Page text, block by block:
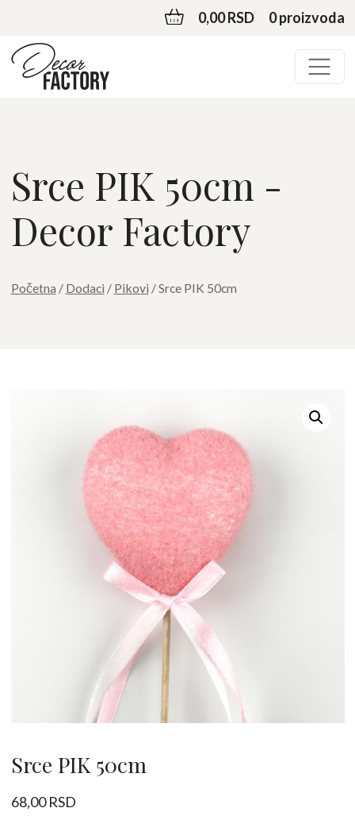
0,00 RSD 0 proizvoda
Srce PIK 50cm -
Decor Factory
Početna / Dodaci / Pikovi / Srce PIK 50cm
Srce PIK 50cm
68,00RSD